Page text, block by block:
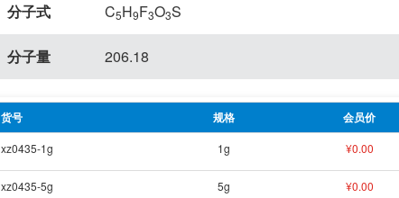
分子式 C5H9F3O3S
分子量 206.18
货号 规格 会员价
xz0435-1g 1g ¥0.00
xz0435-5g 5g ¥0.00